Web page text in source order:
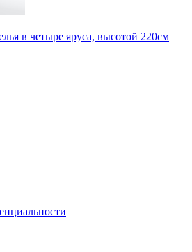
в четыре яруса, высотой 220см